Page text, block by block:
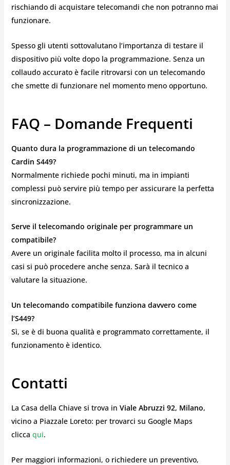
rischiando di acquistare telecomandi che non potranno mai
funzionare.
Spesso gli utenti sottovalutano l’importanza di testare il
dispositivo più volte dopo la programmazione. Senza un
collaudo accurato è facile ritrovarsi con un telecomando
che smette di funzionare nel momento meno opportuno.
FAQ – Domande Frequenti
Quanto dura la programmazione di un telecomando
Cardin S449?
Normalmente richiede pochi minuti, ma in impianti
complessi può servire più tempo per assicurare la perfetta
sincronizzazione.
Serve il telecomando originale per programmare un
compatibile?
Avere un originale facilita molto il processo, ma in alcuni
casi si può procedere anche senza. Sarà il tecnico a
valutare la situazione.
Un telecomando compatibile funziona davvero come
l’S449?
Sì, se è di buona qualità e programmato correttamente, il
funzionamento è identico.
Contatti
La Casa della Chiave si trova in Viale Abruzzi 92, Milano,
vicino a Piazzale Loreto: per trovarci su Google Maps
clicca qui.
Per maggiori informazioni, o richiedere un preventivo,